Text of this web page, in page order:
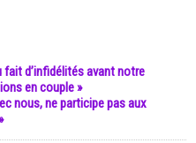
fait d’infidélités avant notre
en couple »
nous, ne participe pas aux